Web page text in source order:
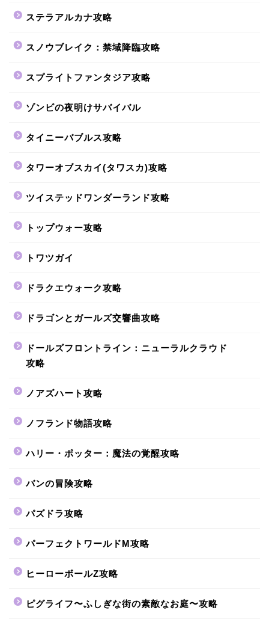
ステラアルカナ攻略
スノウブレイク：禁域降臨攻略
スプライトファンタジア攻略
ゾンビの夜明けサバイバル
タイニーバブルス攻略
タワーオブスカイ(タワスカ)攻略
ツイステッドワンダーランド攻略
トップウォー攻略
トワツガイ
ドラクエウォーク攻略
ドラゴンとガールズ交響曲攻略
ドールズフロントライン：ニューラルクラウド
攻略
ノアズハート攻略
ノフランド物語攻略
ハリー・ポッター：魔法の覚醒攻略
バンの冒険攻略
パズドラ攻略
パーフェクトワールドM攻略
ヒーローボールZ攻略
ピグライフ〜ふしぎな街の素敵なお庭〜攻略